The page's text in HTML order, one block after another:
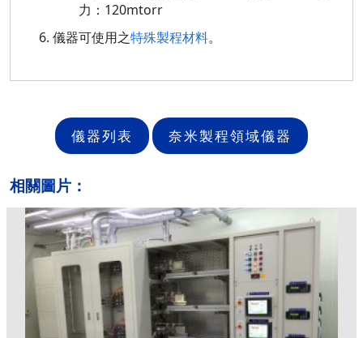
力：120mtorr
儀器可使用之特殊製程材料。
儀器列表 奈米製程領域儀器
相關圖片：